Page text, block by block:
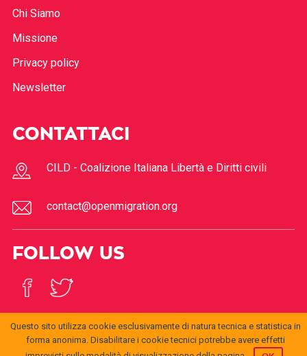
Chi Siamo
Missione
Privacy policy
Newsletter
CONTATTACI
CILD - Coalizione Italiana Libertà e Diritti civili
contact@openmigration.org
FOLLOW US
Questo sito utilizza cookie esclusivamente di natura tecnica e statistica in
forma anonima. Disabilitare i cookie tecnici potrebbe avere effetti